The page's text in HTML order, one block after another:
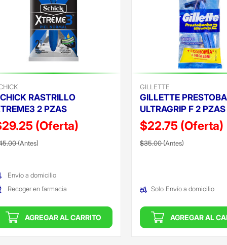
RASTRILLO
2 PZAS
(Oferta)
reducido de
(Antes)
Envío a domicilio
Recoger en farmacia
AGREGAR AL CARRITO
GILLETTE
GILLETTE
ULTRAGRIP F 2 PZAS
$22.75 (Oferta)
Precio reducido de
$35.00(Antes)
Solo Envío a domicilio
AGREGAR AL